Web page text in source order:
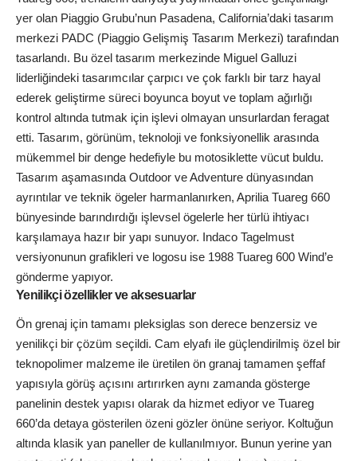
yer olan Piaggio Grubu’nun Pasadena, California’daki tasarım
merkezi PADC (Piaggio Gelişmiş Tasarım Merkezi) tarafından
tasarlandı. Bu özel tasarım merkezinde Miguel Galluzi
liderliğindeki tasarımcılar çarpıcı ve çok farklı bir tarz hayal
ederek geliştirme süreci boyunca boyut ve toplam ağırlığı
kontrol altında tutmak için işlevi olmayan unsurlardan feragat
etti. Tasarım, görünüm, teknoloji ve fonksiyonellik arasında
mükemmel bir denge hedefiyle bu motosiklette vücut buldu.
Tasarım aşamasında Outdoor ve Adventure dünyasından
ayrıntılar ve teknik ögeler harmanlanırken, Aprilia Tuareg 660
bünyesinde barındırdığı işlevsel ögelerle her türlü ihtiyacı
karşılamaya hazır bir yapı sunuyor. Indaco Tagelmust
versiyonunun grafikleri ve logosu ise 1988 Tuareg 600 Wind’e
gönderme yapıyor.
Yenilikçi özellikler ve aksesuarlar
Ön grenaj için tamamı pleksiglas son derece benzersiz ve
yenilikçi bir çözüm seçildi. Cam elyafı ile güçlendirilmiş özel bir
teknopolimer malzeme ile üretilen ön granaj tamamen şeffaf
yapısıyla görüş açısını artırırken aynı zamanda gösterge
panelinin destek yapısı olarak da hizmet ediyor ve Tuareg
660’da detaya gösterilen özeni gözler önüne seriyor. Koltuğun
altında klasik yan paneller de kullanılmıyor. Bunun yerine yan